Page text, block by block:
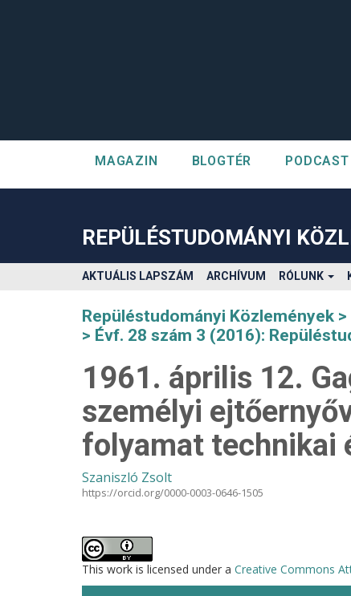
##plugins.themes.bootstrap3.accessible_menu.label##
##plugins.themes.bootstrap3.accessible_menu.sidebar##
MAGAZIN BLOGTÉR PODCAST
REPÜLÉSTUDOMÁNYI
AKTUÁLIS LAPSZÁM ARCHÍVUM RÓLUNK
Repüléstudományi Közlemények
Évf. 28 szám 3 (2016):
1961. április 12.
személyi
folyamat technikai
Szaniszló Zsolt
https://orcid.org/0000-0003-0646-1505
This work is licensed under a Creative Commons